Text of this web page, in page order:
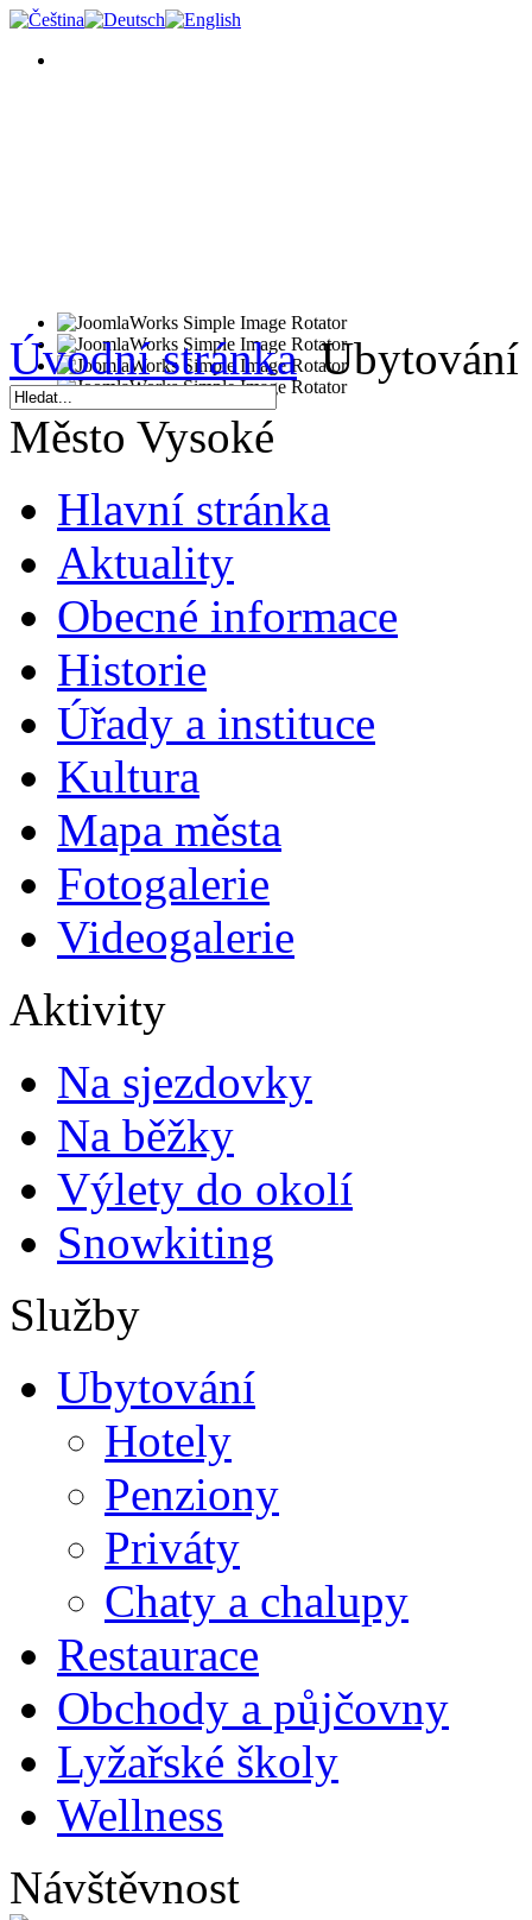
Úvodní stránka Ubytování
Město Vysoké
Hlavní stránka
Aktuality
Obecné informace
Historie
Úřady a instituce
Kultura
Mapa města
Fotogalerie
Videogalerie
Aktivity
Na sjezdovky
Na běžky
Výlety do okolí
Snowkiting
Služby
Ubytování
Hotely
Penziony
Priváty
Chaty a chalupy
Restaurace
Obchody a půjčovny
Lyžařské školy
Wellness
Návštěvnost